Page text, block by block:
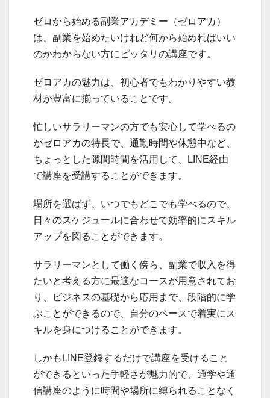
ゼロから始める副業アカデミー（ゼロアカ）
は、副業を始めたいけれど何から始めればいい
のかわからない方にピッタリの講座です。
ゼロアカの魅力は、初心者でもわかりやすい教
材が豊富に揃っていることです。
忙しいサラリーマンの方でも安心して学べるの
がゼロアカの特長で、通勤時間や休憩中など、
ちょっとした隙間時間を活用して、LINE経由
で講座を受講することができます。
場所を選ばず、いつでもどこでも学べるので、
日々のスケジュールに合わせて効率的にスキル
アップを図ることができます。
サラリーマンとして働く傍ら、副業で収入を得
たいと考える方に最適なコースが用意されてお
り、ビジネスの基礎から応用まで、段階的に学
ぶことができるので、自分のペースで着実にス
キルを身につけることができます。
しかもLINE登録するだけで講座を受けること
ができるといった手軽さが魅力的で、通学や通
信講座のように時間や場所に縛られることなく